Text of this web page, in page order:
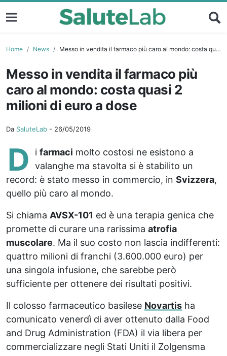
Home News Messo in vendita il farmaco più caro al mondo: costa quasi 2 milioni di euro a dose
Messo in vendita il farmaco più
caro al mondo: costa quasi 2
milioni di euro a dose
Da SaluteLab - 26/05/2019
D i farmaci molto costosi ne esistono a
valanghe ma stavolta si è stabilito un
record: è stato messo in commercio, in Svizzera,
quello più caro al mondo.
Si chiama AVSX-101 ed è una terapia genica che
promette di curare una rarissima atrofia
muscolare. Ma il suo costo non lascia indifferenti:
quattro milioni di franchi (3.600.000 euro) per
una singola infusione, che sarebbe però
sufficiente per ottenere dei risultati positivi.
Il colosso farmaceutico basilese Novartis ha
comunicato venerdì di aver ottenuto dalla Food
and Drug Administration (FDA) il via libera per
commercializzare negli Stati Uniti il Zolgensma